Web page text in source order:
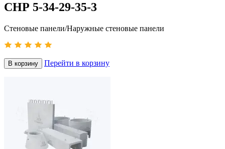
СНР 5-34-29-35-3
Стеновые панели/Наружные стеновые панели
В корзину Перейти в корзину